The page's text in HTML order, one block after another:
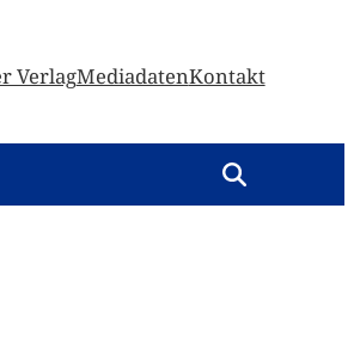
VerlagMediadatenKontakt